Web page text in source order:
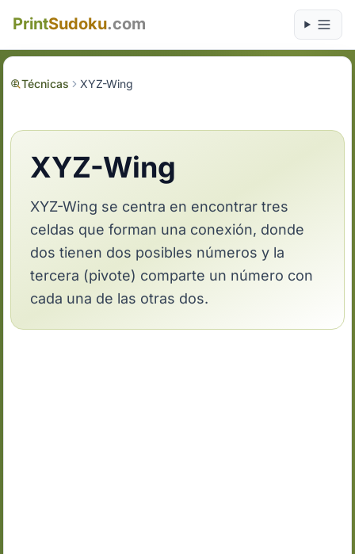
PrintSudoku.com
Técnicas XYZ-Wing
XYZ-Wing
XYZ-Wing se centra en encontrar tres
celdas que forman una conexión, donde
dos tienen dos posibles números y la
tercera (pivote) comparte un número con
cada una de las otras dos.